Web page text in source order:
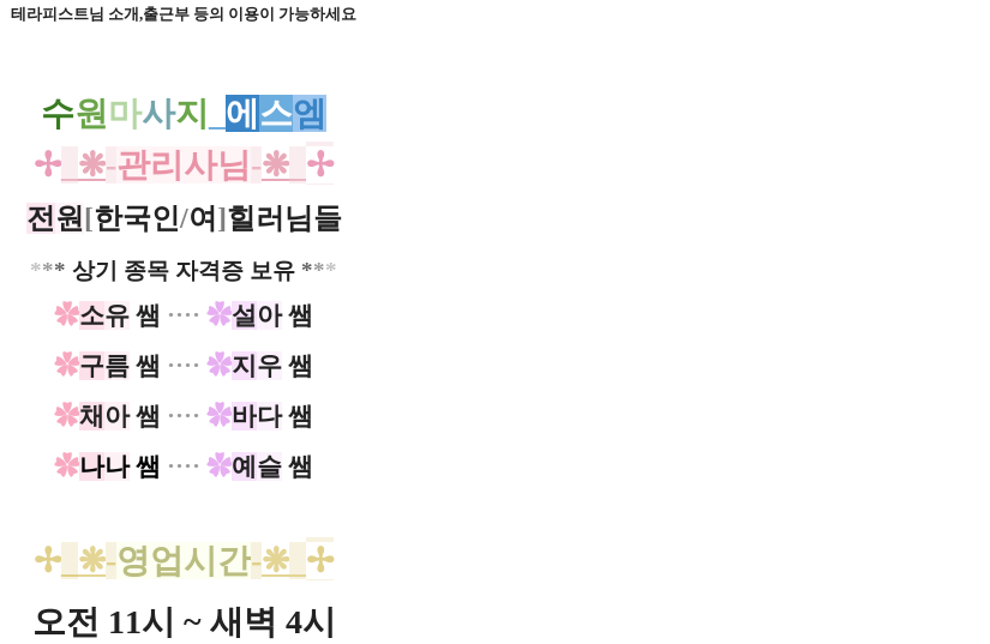
테 라피스트님 소개,출근부 등의 이용이 가능하세요
수원마사지 에 스엠
✢ ❋-관리사님 -❋ ✢
전원 [한국인/여 ]힐러님들
*** 상기 종목 자격증 보유 ***
✿소유 쌤 ···· ✿설아쌤
✿구름 쌤 ···· ✿지 우 쌤
✿채 아쌤 ···· ✿바다쌤
✿나나 쌤 ···· ✿예 슬 쌤
✢ ❋-영업시간-❋ ✢
오전 11시 ~ 새벽 4시